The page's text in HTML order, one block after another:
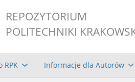
REPOZYTORIUM
POLITECHNIKI
RPK Informacje dla Autorów